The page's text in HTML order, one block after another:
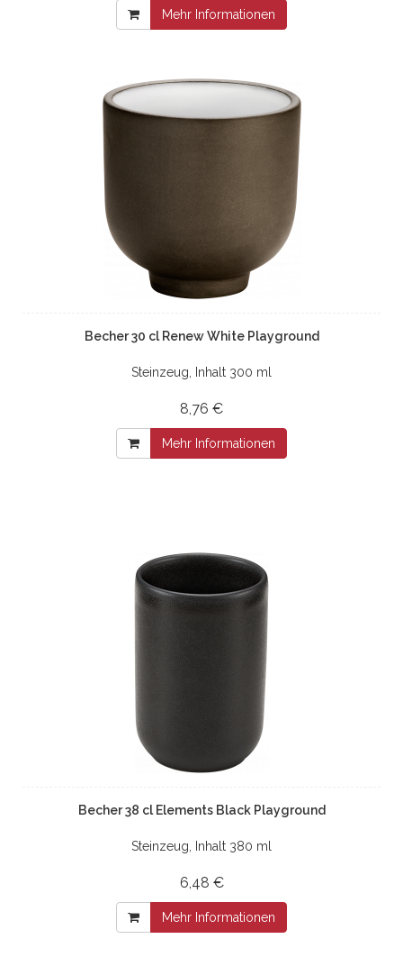
Mehr Informationen
Becher 30 cl Renew White Playground
Steinzeug, Inhalt 300 ml
8,76 €
Mehr Informationen
Becher 38 cl Elements Black Playground
Steinzeug, Inhalt 380 ml
6,48 €
Mehr Informationen